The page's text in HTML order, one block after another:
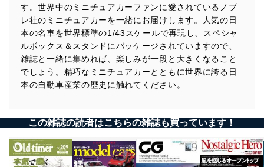
す。世界中のミニチュアカーファンに愛されているノブ
レ社のミニチュアカーを一緒にお届けします。人気の日
本の名車を世界標準の1/43スケールで再現し、スペシャ
ルボックス＆スタンドにパッケージされていますので、
雑誌と一緒に集めれば、楽しみが一段と大きくなること
でしょう。精巧なミニチュアカーとともに世界に誇る日
本の自動車産業の歴史に触れてください。
この雑誌の読者はこちらの雑誌も買っています！